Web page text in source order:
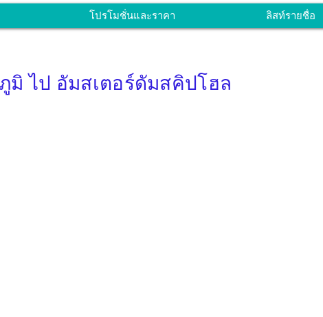
โปรโมชั่นและราคา ลิสท์รายชื่อ
มิ ไป อัมสเตอร์ดัมสคิปโฮล